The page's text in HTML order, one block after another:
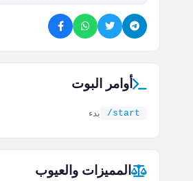
أوامر البوت
/start بدء
المميزات والعيوب